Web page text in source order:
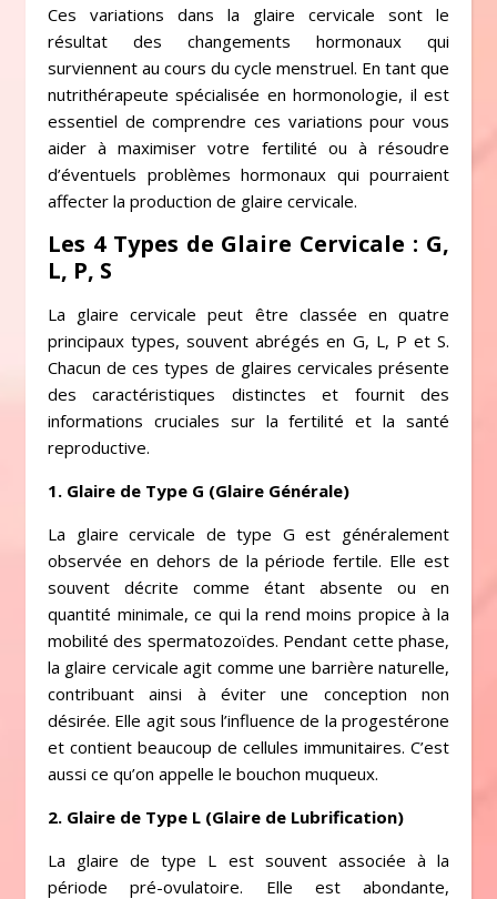
Ces variations dans la glaire cervicale sont le
résultat des changements hormonaux qui
surviennent au cours du cycle menstruel. En tant que
nutrithérapeute spécialisée en hormonologie, il est
essentiel de comprendre ces variations pour vous
aider à maximiser votre fertilité ou à résoudre
d’éventuels problèmes hormonaux qui pourraient
affecter la production de glaire cervicale.
Les 4 Types de Glaire Cervicale : G,
L, P, S
La glaire cervicale peut être classée en quatre
principaux types, souvent abrégés en G, L, P et S.
Chacun de ces types de glaires cervicales présente
des caractéristiques distinctes et fournit des
informations cruciales sur la fertilité et la santé
reproductive.
1. Glaire de Type G (Glaire Générale)
La glaire cervicale de type G est généralement
observée en dehors de la période fertile. Elle est
souvent décrite comme étant absente ou en
quantité minimale, ce qui la rend moins propice à la
mobilité des spermatozoïdes. Pendant cette phase,
la glaire cervicale agit comme une barrière naturelle,
contribuant ainsi à éviter une conception non
désirée. Elle agit sous l’influence de la progestérone
et contient beaucoup de cellules immunitaires. C’est
aussi ce qu’on appelle le bouchon muqueux.
2. Glaire de Type L (Glaire de Lubrification)
La glaire de type L est souvent associée à la
période pré-ovulatoire. Elle est abondante,